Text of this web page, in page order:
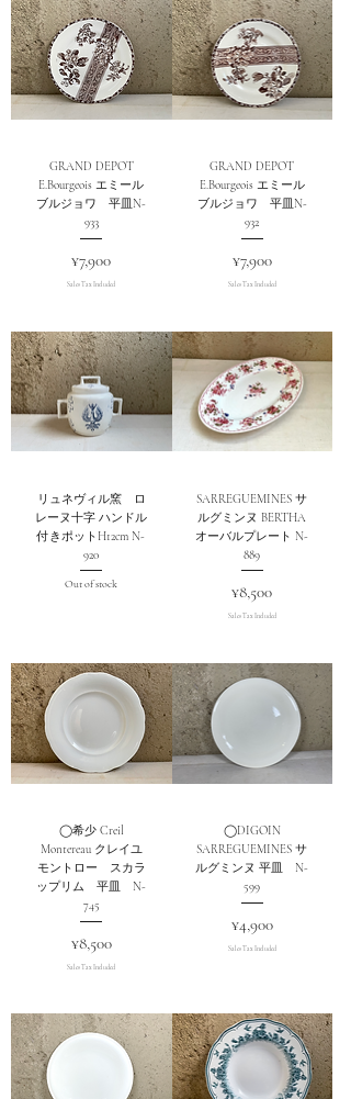
GRAND DEPOT
E.Bourgeois エミール
ブルジョワ 平皿N-
933
Price
¥7,900
Sales Tax Included
GRAND DEPOT
E.Bourgeois エミール
ブルジョワ 平皿N-
932
Price
¥7,900
Sales Tax Included
リュネヴィル窯 ロ
レーヌ十字 ハンドル
付きポットH12cm N-
920
Out of stock
SARREGUEMINES サ
ルグミンヌ BERTHA
オーバルプレート N-
889
Price
¥8,500
Sales Tax Included
◯希少 Creil
Montereau クレイユ
モントロー スカラ
ップリム 平皿 N-
745
Price
¥8,500
Sales Tax Included
◯DIGOIN
SARREGUEMINES サ
ルグミンヌ 平皿 N-
599
Price
¥4,900
Sales Tax Included